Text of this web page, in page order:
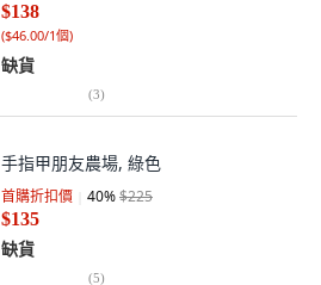
$138
($46.00/1個)
缺貨
(3)
手指甲朋友農場, 綠色
首購折扣價 40%$225
$135
缺貨
(5)